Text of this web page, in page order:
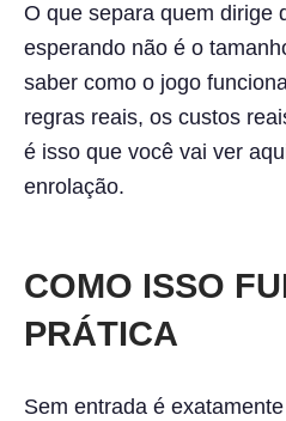
O que separa quem dirige
esperando não é o
saber como o jogo
regras reais, os custos
é isso que você vai ver
enrolação.
COMO ISSO
PRÁTICA
Sem entrada é